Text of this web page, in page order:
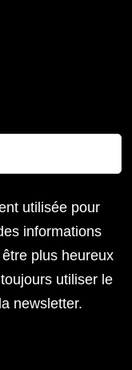
utilisée pour
informations
plus heureux
utiliser le
newsletter.